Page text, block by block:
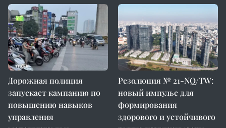
Дорожная полиция
запускает кампанию по
повышению навыков
управления
Резолюция № 21-NQ/TW:
новый импульс для
формирования
здорового и устойчивого